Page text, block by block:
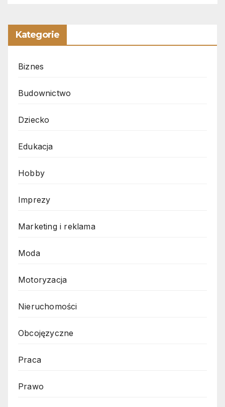
Kategorie
Biznes
Budownictwo
Dziecko
Edukacja
Hobby
Imprezy
Marketing i reklama
Moda
Motoryzacja
Nieruchomości
Obcojęzyczne
Praca
Prawo